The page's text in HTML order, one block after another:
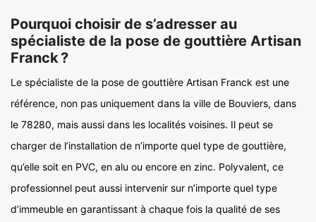
Pourquoi choisir de s’adresser au
spécialiste de la pose de gouttière Artisan
Franck ?
Le spécialiste de la pose de gouttière Artisan Franck est une
référence, non pas uniquement dans la ville de Bouviers, dans
le 78280, mais aussi dans les localités voisines. Il peut se
charger de l’installation de n’importe quel type de gouttière,
qu’elle soit en PVC, en alu ou encore en zinc. Polyvalent, ce
professionnel peut aussi intervenir sur n’importe quel type
d’immeuble en garantissant à chaque fois la qualité de ses